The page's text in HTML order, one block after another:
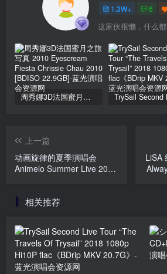
1.3W+ 6
这家伙很懒，什么
周秀娜3D法国蜜月之旅写真 2010 Eyescream Fiesta Chrissie Chau 2010 [BDISO 22.9GB]
上一篇
动画旋律的夏季演唱会
Animelo Summer Live 2012
LiSA
相关推荐